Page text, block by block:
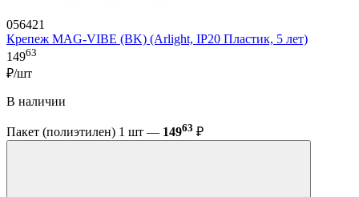
056421
Крепеж MAG-VIBE (BK) (Arlight, IP20 Пластик, 5 лет)
14963
₽/шт
В наличии
Пакет (полиэтилен) 1 шт — 14963 ₽